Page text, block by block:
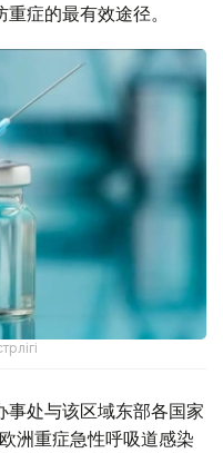
症的最有效途径。
事处与该区域东部各国家
洲重症急性呼吸道感染